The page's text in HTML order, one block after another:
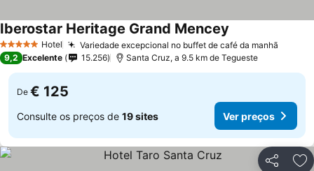
5 Estrelas Hotel Variedade excepcional no buffet de café da manhã
Iberostar Heritage Grand Mencey
9,2 Excelente 15.256 Santa Cruz, a 9.5 km de Tegueste
De € 125
Consulte os preços de 19 sites Ver preços
Partilhar